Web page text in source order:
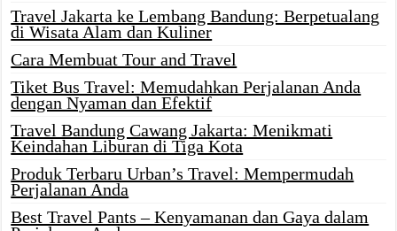
Travel Jakarta ke Lembang Bandung: Berpetualang
di Wisata Alam dan Kuliner
Cara Membuat Tour and Travel
Tiket Bus Travel: Memudahkan Perjalanan Anda
dengan Nyaman dan Efektif
Travel Bandung Cawang Jakarta: Menikmati
Keindahan Liburan di Tiga Kota
Produk Terbaru Urban’s Travel: Mempermudah
Perjalanan Anda
Best Travel Pants – Kenyamanan dan Gaya dalam